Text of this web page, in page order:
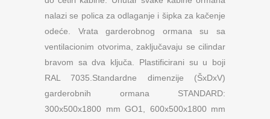
nalazi se polica za odlaganje i šipka za kačenje
odeće. Vrata garderobnog ormana su sa
ventilacionim otvorima, zaključavaju se cilindar
bravom sa dva ključa. Plastificirani su u boji
RAL 7035.Standardne dimenzije (ŠxDxV)
garderobnih ormana STANDARD:
300x500x1800 mm GO1, 600x500x1800 mm